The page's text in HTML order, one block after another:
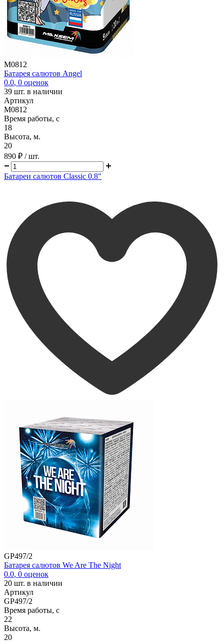
M0812
Батарея салютов Angel
0.0, 0 оценок
39 шт. в наличии
Артикул
M0812
Время работы, с
18
Высота, м.
20
890 ₽ / шт.
Батареи салютов Classic 0.8"
GP497/2
Батарея салютов We Are The Night
0.0, 0 оценок
20 шт. в наличии
Артикул
GP497/2
Время работы, с
22
Высота, м.
20